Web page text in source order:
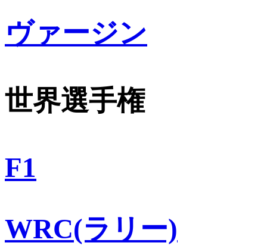
ヴァージン
世界選手権
F1
WRC(ラリー)